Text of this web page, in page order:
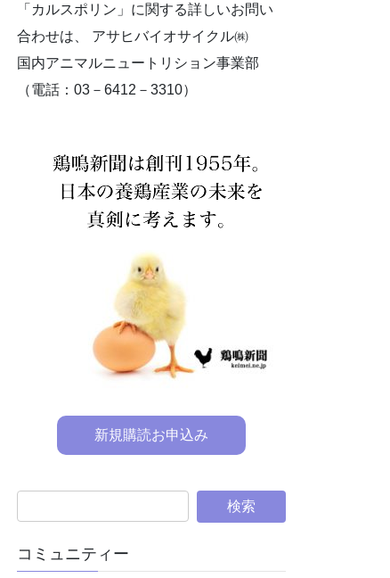
「カルスポリン」に関する詳しいお問い
合わせは、 アサヒバイオサイクル㈱
国内アニマルニュートリション事業部
（電話：03－6412－3310）
新規購読お申込み
コミュニティー